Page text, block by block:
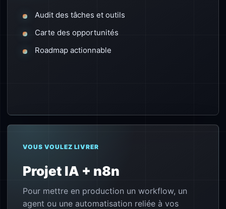
Audit des tâches et outils
Carte des opportunités
Roadmap actionnable
VOUS VOULEZ LIVRER
Projet IA + n8n
Pour mettre en production un workflow, un
agent ou une automatisation reliée à vos